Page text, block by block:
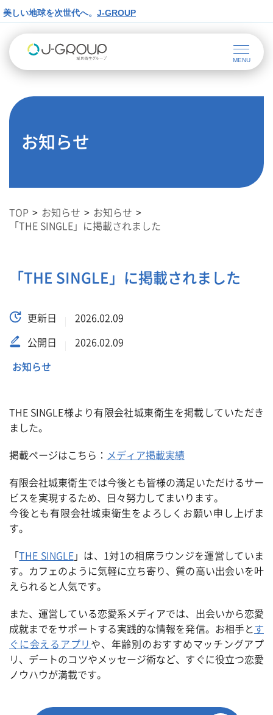
美しい地球を次世代へ。 J-GROUP
お知らせ
TOP お知らせ
お知らせ
「THE SINGLE」に掲載されました
「THE SINGLE」に掲載されました
更新日 2026.02.09
公開日 2026.02.09
お知らせ
THE SINGLE様より有限会社城東衛生を掲載していただき
ました。
掲載ページはこちら： メディア掲載実績
有限会社城東衛生では今後とも皆様の満足いただけるサー
ビスを実現するため、日々努力してまいります。
今後とも有限会社城東衛生をよろしくお願い申し上げま
す。
「THE SINGLE」は、 1 対1 の相席ラウンジを運営していま
す。カフェのように気軽に立ち寄り、質の高い出会いを叶
えられると人気です。
また、運営している恋愛系メディアでは、出会いから恋愛
成就までをサポートする実践的な情報を発信。お相手と す
ぐに会えるアプリ や、年齢別のおすすめマッチングアプ
リ、デートのコツやメッセージ術など、すぐに役立つ恋愛
ノウハウが満載です。